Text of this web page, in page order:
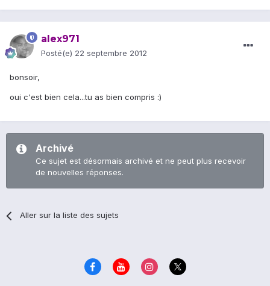
alex971
Posté(e) 22 septembre 2012
bonsoir,
oui c'est bien cela...tu as bien compris :)
Archivé
Ce sujet est désormais archivé et ne peut plus recevoir
de nouvelles réponses.
Aller sur la liste des sujets